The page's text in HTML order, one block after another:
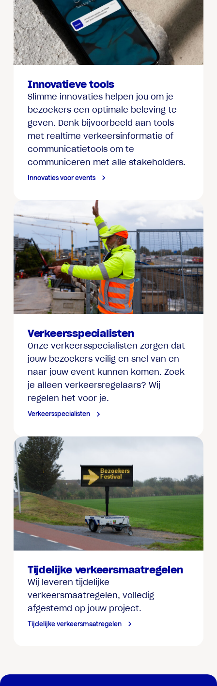
Innovatieve tools
Slimme innovaties helpen jou om je
bezoekers een optimale beleving te
geven. Denk bijvoorbeeld aan tools
met realtime verkeersinformatie of
communicatietools om te
communiceren met alle stakeholders.
Innovaties voor events
Verkeersspecialisten
Onze verkeersspecialisten zorgen dat
jouw bezoekers veilig en snel van en
naar jouw event kunnen komen. Zoek
je alleen verkeersregelaars? Wij
regelen het voor je.
Verkeersspecialisten
Tijdelijke verkeersmaatregelen
Wij leveren tijdelijke
verkeersmaatregelen, volledig
afgestemd op jouw project.
Tijdelijke verkeersmaatregelen